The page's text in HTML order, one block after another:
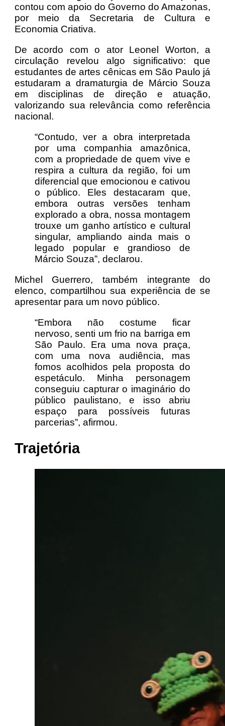
contou com apoio do Governo do Amazonas,
por meio da Secretaria de Cultura e
Economia Criativa.
De acordo com o ator Leonel Worton, a
circulação revelou algo significativo: que
estudantes de artes cênicas em São Paulo já
estudaram a dramaturgia de Márcio Souza
em disciplinas de direção e atuação,
valorizando sua relevância como referência
nacional.
“Contudo, ver a obra interpretada
por uma companhia amazônica,
com a propriedade de quem vive e
respira a cultura da região, foi um
diferencial que emocionou e cativou
o público. Eles destacaram que,
embora outras versões tenham
explorado a obra, nossa montagem
trouxe um ganho artístico e cultural
singular, ampliando ainda mais o
legado popular e grandioso de
Márcio Souza”, declarou.
Michel Guerrero, também integrante do
elenco, compartilhou sua experiência de se
apresentar para um novo público.
“Embora não costume ficar
nervoso, senti um frio na barriga em
São Paulo. Era uma nova praça,
com uma nova audiência, mas
fomos acolhidos pela proposta do
espetáculo. Minha personagem
conseguiu capturar o imaginário do
público paulistano, e isso abriu
espaço para possíveis futuras
parcerias”, afirmou.
Trajetória